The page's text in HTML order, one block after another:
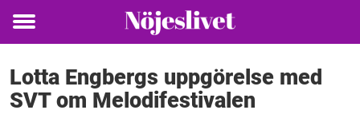
Toggle
Lotta Engbergs uppgörelse med
SVT om Melodifestivalen